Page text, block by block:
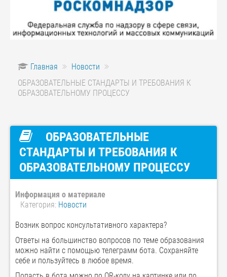
Главная
Новости
ОБРАЗОВАТЕЛЬНЫЕ СТАНДАРТЫ И ТРЕБОВАНИЯ К
ОБРАЗОВАТЕЛЬНОМУ ПРОЦЕССУ
ОБРАЗОВАТЕЛЬНЫЕ
СТАНДАРТЫ И ТРЕБОВАНИЯ К
ОБРАЗОВАТЕЛЬНОМУ ПРОЦЕССУ
Информация о материале
Категория: Новости
Возник вопрос консультативного характера?
Ответы на большинство вопросов по теме образования
можно найти с помощью телеграмм бота. Сохраняйте
себе и пользуйтесь в любое время.